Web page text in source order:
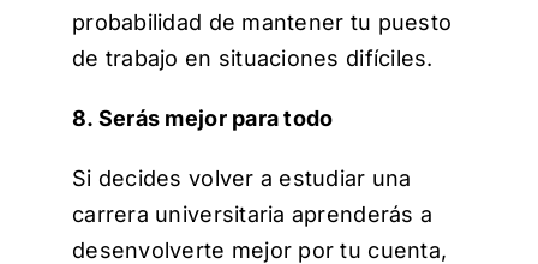
probabilidad de mantener tu puesto
de trabajo en situaciones difíciles.
8. Serás mejor para todo
Si decides volver a estudiar una
carrera universitaria aprenderás a
desenvolverte mejor por tu cuenta,